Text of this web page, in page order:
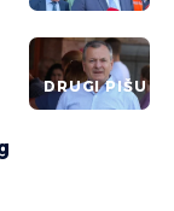
DRUGI PIŠU